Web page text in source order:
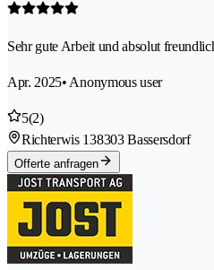
Sehr gute Arbeit und absolut
Apr. 2025• Anonymous user
5(2)
Richterwis 138303 Bassersdorf
Offerte anfragen